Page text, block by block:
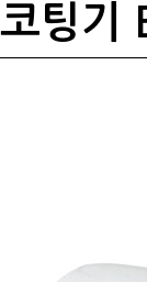
코팅기